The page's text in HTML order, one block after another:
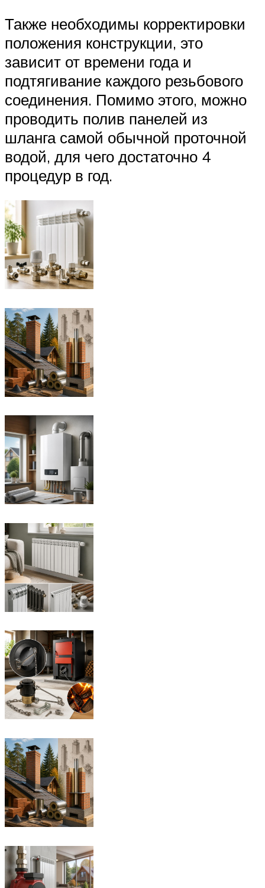
Также необходимы корректировки
положения конструкции, это
зависит от времени года и
подтягивание каждого резьбового
соединения. Помимо этого, можно
проводить полив панелей из
шланга самой обычной проточной
водой, для чего достаточно 4
процедур в год.